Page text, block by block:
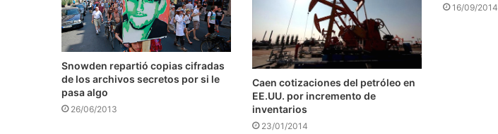
Snowden repartió copias cifradas
de los archivos secretos por si le
pasa algo
26/06/2013
Caen cotizaciones del petróleo en
EE.UU. por incremento de
inventarios
23/01/2014
16/09/2014